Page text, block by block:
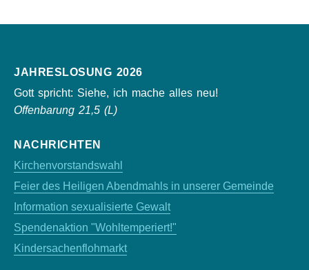
JAHRESLOSUNG 2026
Gott spricht: Siehe, ich mache alles neu!
Offenbarung 21,5 (L)
NACHRICHTEN
Kirchenvorstandswahl
Feier des Heiligen Abendmahls in unserer Gemeinde
Information sexualisierte Gewalt
Spendenaktion "Wohltemperiert!"
Kindersachenflohmarkt